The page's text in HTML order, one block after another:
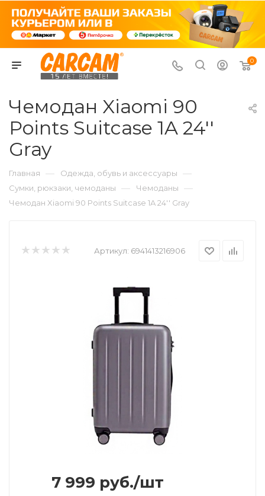
0
Чемодан Xiaomi 90
Points Suitcase 1A 24''
Gray
Главная — Одежда, обувь и аксессуары —
Сумки, рюкзаки, чемоданы — Чемоданы —
Чемодан Xiaomi 90 Points Suitcase 1A 24'' Gray
Артикул: 6941413216906
7 999 руб./шт